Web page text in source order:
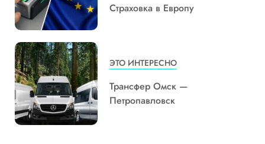
Страховка в Европу
ЭТО ИНТЕРЕСНО
Трансфер Омск —
Петропавловск